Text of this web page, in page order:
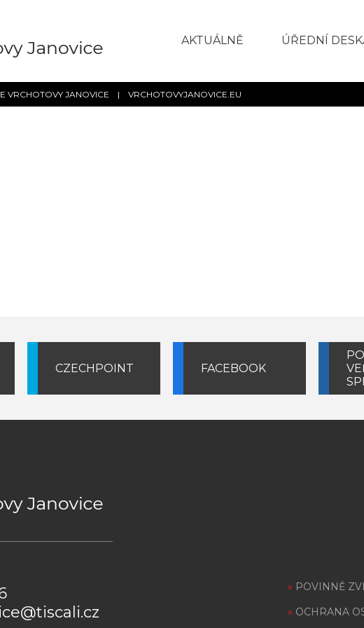
AKTUÁLNĚ ÚŘEDNÍ
VRCHOTOVY JANOVICE | VRCHOTOVYJANOVICE.EU
CZECHPOINT FACEBOOK
» POVINNĚ
» OCHRANA